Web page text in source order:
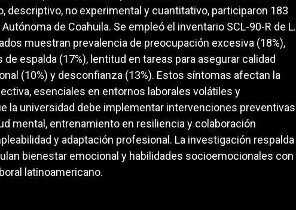
descriptivo, no experimental y cuantitativo, participaron 183
de Coahuila. Se empleó el inventario SCL-90-R de L.
muestran prevalencia de preocupación excesiva (18%),
espalda (17%), lentitud en tareas para asegurar calidad
(10%) y desconfianza (13%). Estos síntomas afectan la
esenciales en entornos laborales volátiles y
la universidad debe implementar intervenciones preventivas
mental, entrenamiento en resiliencia y colaboración
y adaptación profesional. La investigación respalda
bienestar emocional y habilidades socioemocionales con
latinoamericano.